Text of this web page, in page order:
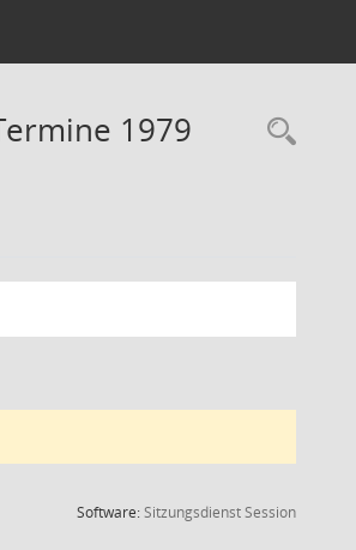
1979
Software:SitzungsdienstSession(Wird in